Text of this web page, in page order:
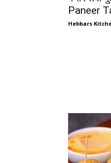
Paneer
Hebbars